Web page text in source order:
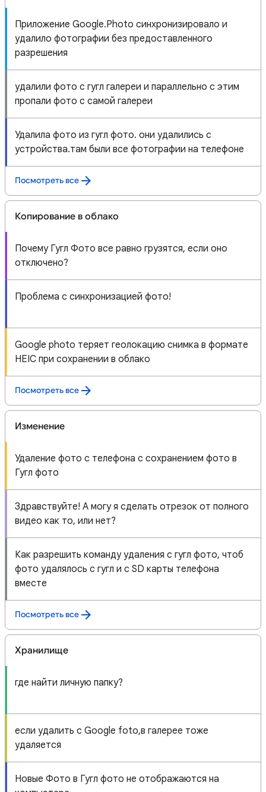
Приложение Google.Photo синхронизировало и
удалило фотографии без предоставленного
разрешения
удалили фото с гугл галереи и параллельно с этим
пропали фото с самой галереи
Удалила фото из гугл фото. они удалились с
устройства.там были все фотографии на телефоне
Посмотреть все
Копирование в облако
Почему Гугл Фото все равно грузятся, если оно
отключено?
Проблема с синхронизацией фото!
Google photo теряет геолокацию снимка в формате
HEIC при сохранении в облако
Посмотреть все
Изменение
Удаление фото с телефона с сохранением фото в
Гугл фото
Здравствуйте! А могу я сделать отрезок от полного
видео как то, или нет?
Как разрешить команду удаления с гугл фото, чтоб
фото удалялось с гугл и с SD карты телефона
вместе
Посмотреть все
Хранилище
где найти личную папку?
если удалить с Google foto,в галерее тоже
удаляется
Новые Фото в Гугл фото не отображаются на